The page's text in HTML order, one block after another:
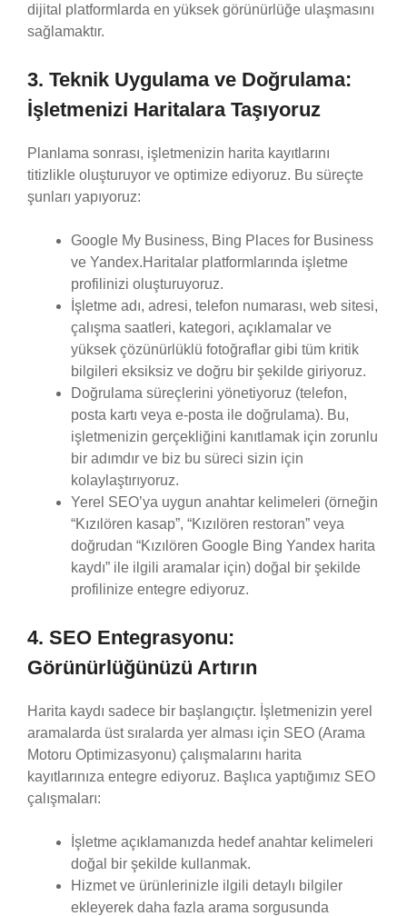
dijital platformlarda en yüksek görünürlüğe ulaşmasını
sağlamaktır.
3. Teknik Uygulama ve Doğrulama:
İşletmenizi Haritalara Taşıyoruz
Planlama sonrası, işletmenizin harita kayıtlarını
titizlikle oluşturuyor ve optimize ediyoruz. Bu süreçte
şunları yapıyoruz:
Google My Business, Bing Places for Business
ve Yandex.Haritalar platformlarında işletme
profilinizi oluşturuyoruz.
İşletme adı, adresi, telefon numarası, web sitesi,
çalışma saatleri, kategori, açıklamalar ve
yüksek çözünürlüklü fotoğraflar gibi tüm kritik
bilgileri eksiksiz ve doğru bir şekilde giriyoruz.
Doğrulama süreçlerini yönetiyoruz (telefon,
posta kartı veya e-posta ile doğrulama). Bu,
işletmenizin gerçekliğini kanıtlamak için zorunlu
bir adımdır ve biz bu süreci sizin için
kolaylaştırıyoruz.
Yerel SEO’ya uygun anahtar kelimeleri (örneğin
“Kızılören kasap”, “Kızılören restoran” veya
doğrudan “Kızılören Google Bing Yandex harita
kaydı” ile ilgili aramalar için) doğal bir şekilde
profilinize entegre ediyoruz.
4. SEO Entegrasyonu:
Görünürlüğünüzü Artırın
Harita kaydı sadece bir başlangıçtır. İşletmenizin yerel
aramalarda üst sıralarda yer alması için SEO (Arama
Motoru Optimizasyonu) çalışmalarını harita
kayıtlarınıza entegre ediyoruz. Başlıca yaptığımız SEO
çalışmaları:
İşletme açıklamanızda hedef anahtar kelimeleri
doğal bir şekilde kullanmak.
Hizmet ve ürünlerinizle ilgili detaylı bilgiler
ekleyerek daha fazla arama sorgusunda